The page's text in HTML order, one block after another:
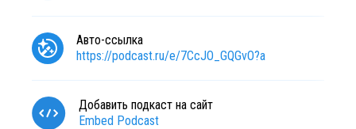
Авто-ссылка
https://podcast.ru/e/7CcJO_GQGvO?a
Добавить подкаст на сайт
Embed Podcast